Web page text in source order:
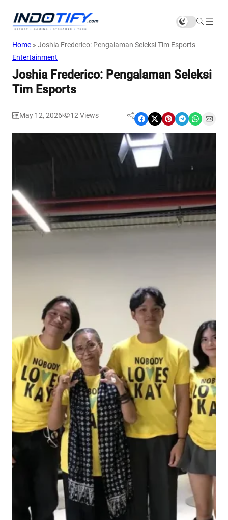
Home » Joshia Frederico: Pengalaman Seleksi Tim Esports
Entertainment
Joshia Frederico: Pengalaman Seleksi
Tim Esports
May 12, 2026 12 Views Share on Facebook Share on X Share on Pinterest Share on Telegram Share on WhatsApp Share on Email